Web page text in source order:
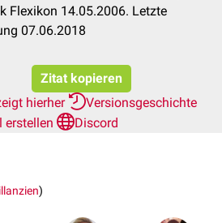
Flexikon 14.05.2006. Letzte
07.06.2018
Zitat kopieren
hierher
Versionsgeschichte
erstellen
Discord
)